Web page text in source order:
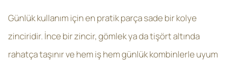
Günlük kullanım için en pratik parça sade bir kolye
zinciridir. İnce bir zincir, gömlek ya da tişört altında
rahatça taşınır ve hem iş hem günlük kombinlerle uyum